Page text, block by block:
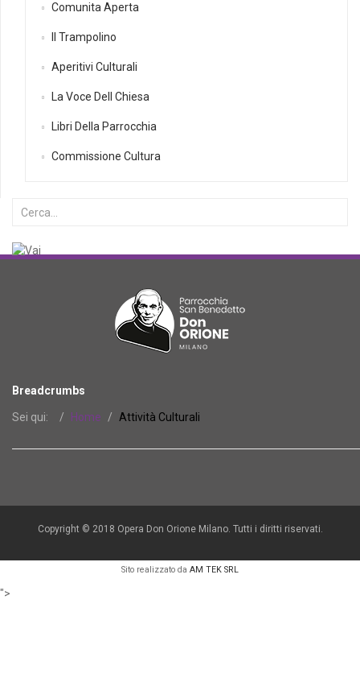
Comunita Aperta
Il Trampolino
Aperitivi Culturali
La Voce Dell Chiesa
Libri Della Parrocchia
Commissione Cultura
Breadcrumbs
Sei qui: Home Attività Culturali
Copyright © 2018 Opera Don Orione Milano. Tutti i diritti riservati.
Sito realizzato da AM TEK SRL
">